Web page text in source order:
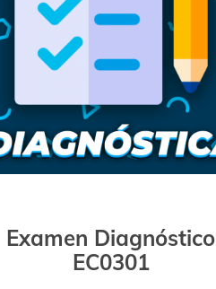
Examen Diagnóstico
EC0301